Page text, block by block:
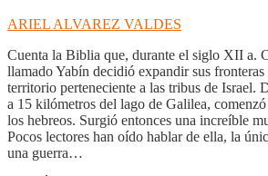
ARIEL ALVAREZ VALDES
Cuenta la Biblia que, durante el siglo XII a.
llamado Yabín decidió expandir sus fronteras
territorio perteneciente a las tribus de Israel.
a 15 kilómetros del lago de Galilea,
los hebreos. Surgió entonces una increíble
Pocos lectores han oído hablar de ella, la
una guerra…